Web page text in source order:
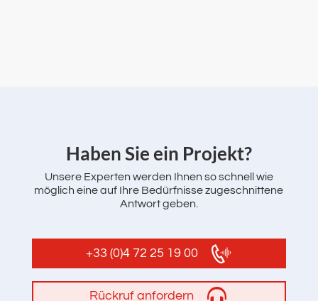
‌Haben Sie ein Projekt?
Unsere Experten werden Ihnen so schnell wie
möglich eine auf Ihre Bedürfnisse zugeschnittene
Antwort geben.
+33 (0)4 72 25 19 00
Rückruf anfordern